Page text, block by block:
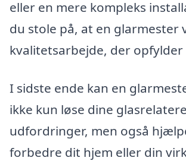
eller en mere kompleks
du stole på, at en glarmester
kvalitetsarbejde, der opfylder
I sidste ende kan en
ikke kun løse dine
udfordringer, men også
forbedre dit hjem eller din